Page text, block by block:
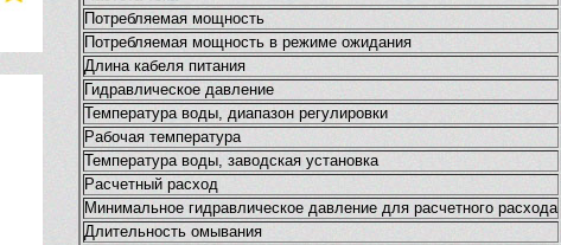
Потребляемая мощность
Потребляемая мощность в режиме ожидания
Длина кабеля питания
Гидравлическое давление
Температура воды, диапазон регулировки
Рабочая температура
Температура воды, заводская установка
Расчетный расход
Минимальное гидравлическое давление для расчетного расхода
Длительность омывания